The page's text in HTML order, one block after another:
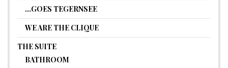
…GOES TEGERNSEE
WE ARE THE CLIQUE
THE SUITE
BATHROOM